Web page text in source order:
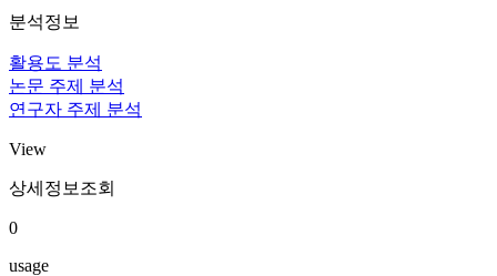
분석정보
활용도 분석
논문 주제 분석
연구자 주제 분석
View
상세정보조회
0
usage